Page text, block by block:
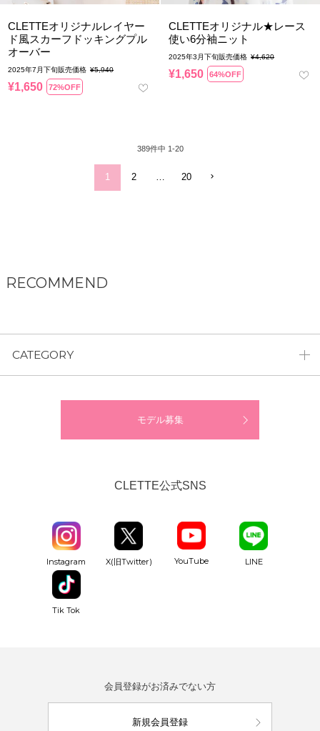
CLETTEオリジナルレイヤー
ド風スカーフドッキングプル
オーバー
2025年7月下旬販売価格 ¥5,940
¥1,650 72%OFF
CLETTEオリジナル★レース
使い6分袖ニット
2025年3月下旬販売価格 ¥4,620
¥1,650 64%OFF
389件中 1-20
1 2 … 20
RECOMMEND
CATEGORY
モデル募集
CLETTE公式SNS
Instagram X(旧Twitter) YouTube LINE
Tik Tok
会員登録がお済みでない方
新規会員登録